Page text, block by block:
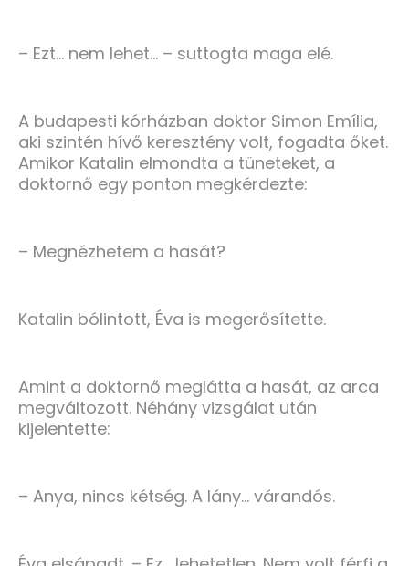
– Ezt… nem lehet… – suttogta maga elé.
A budapesti kórházban doktor Simon Emília,
aki szintén hívő keresztény volt, fogadta őket.
Amikor Katalin elmondta a tüneteket, a
doktornő egy ponton megkérdezte:
– Megnézhetem a hasát?
Katalin bólintott, Éva is megerősítette.
Amint a doktornő meglátta a hasát, az arca
megváltozott. Néhány vizsgálat után
kijelentette:
– Anya, nincs kétség. A lány… várandós.